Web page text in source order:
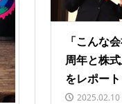
「こんな
周年と株
をレポー
2025.02.10